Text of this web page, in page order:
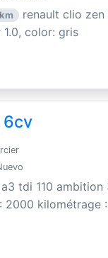
renault clio zen
color: gris
6cv
tdi 110 ambition
2000 kilométrage